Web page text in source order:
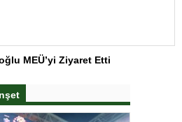
MEÜ’yi Ziyaret Etti